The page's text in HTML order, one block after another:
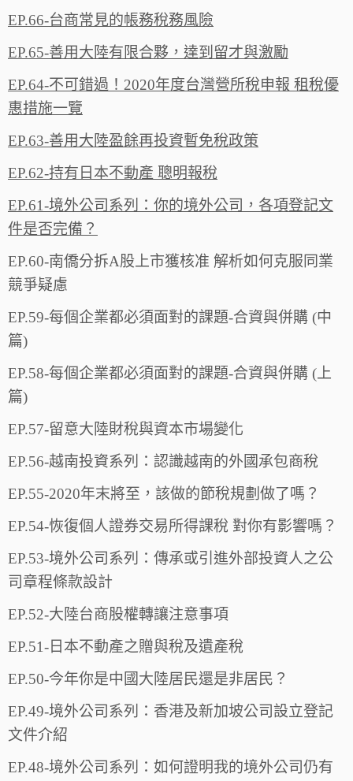
EP.66-台商常見的帳務稅務風險‬‬
EP.65-善用大陸有限合夥，達到留才與激‪勵‬‬
EP.64-不可錯過！2020年度台灣營所稅申報 租稅優
惠措施一‪覽‬
EP.63-善用大陸盈餘再投資暫免稅政策
EP.62-持有日本不動產 聰明報稅
EP.61-境外公司系列：你的境外公司，各項登記文
件是否完備？
EP.60-南僑分拆A股上市獲核准 解析如何克服同業
競爭疑慮
EP.59-每個企業都必須面對的課題-合資與併購 (中
篇)
EP.58-每個企業都必須面對的課題-合資與併購 (上
篇)
EP.57-留意大陸財稅與資本市場變化
EP.56-越南投資系列：認識越南的外國承包商稅
EP.55-2020年末將至，該做的節稅規劃做了嗎？
EP.54-恢復個人證券交易所得課稅 對你有影響嗎？
EP.53-境外公司系列：傳承或引進外部投資人之公
司章程條款設計
EP.52-大陸台商股權轉讓注意事項
EP.51-日本不動產之贈與稅及遺產稅
EP.50-今年你是中國大陸居民還是非居民？
EP.49-境外公司系列：香港及新加坡公司設立登記
文件介紹
EP.48-境外公司系列：如何證明我的境外公司仍有